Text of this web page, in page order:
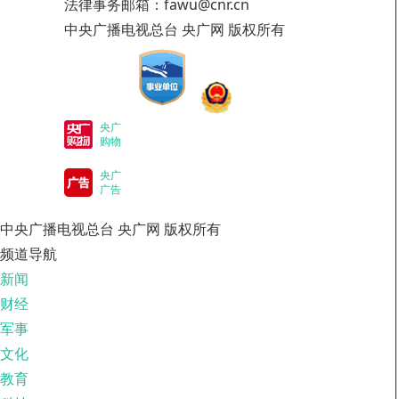
法律事务邮箱：fawu@cnr.cn
中央广播电视总台 央广网 版权所有
央广
购物
央广
广告
中央广播电视总台 央广网 版权所有
频道导航
新闻
财经
军事
文化
教育